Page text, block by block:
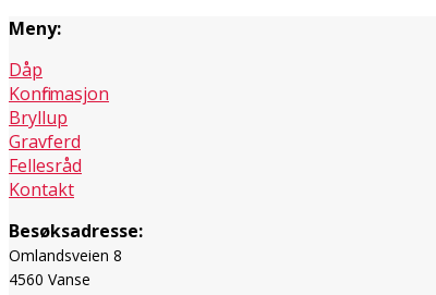
Meny:
Dåp
Konfirmasjon
Bryllup
Gravferd
Fellesråd
Kontakt
Besøksadresse:
Omlandsveien 8
4560 Vanse